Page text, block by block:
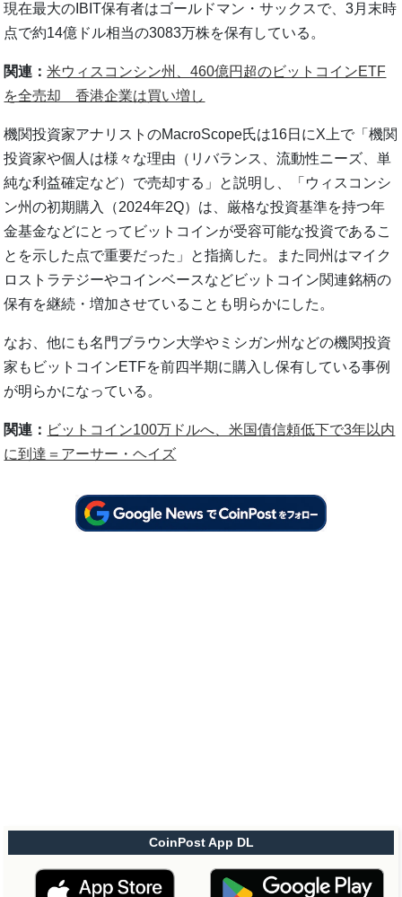
現在最大のIBIT保有者はゴールドマン・サックスで、3月末時
点で約14億ドル相当の3083万株を保有している。
関連：米ウィスコンシン州、460億円超のビットコインETF
を全売却 香港企業は買い増し
機関投資家アナリストのMacroScope氏は16日にX上で「機関
投資家や個人は様々な理由（リバランス、流動性ニーズ、単
純な利益確定など）で売却する」と説明し、「ウィスコンシ
ン州の初期購入（2024年2Q）は、厳格な投資基準を持つ年
金基金などにとってビットコインが受容可能な投資であるこ
とを示した点で重要だった」と指摘した。また同州はマイク
ロストラテジーやコインベースなどビットコイン関連銘柄の
保有を継続・増加させていることも明らかにした。
なお、他にも名門ブラウン大学やミシガン州などの機関投資
家もビットコインETFを前四半期に購入し保有している事例
が明らかになっている。
関連： ビットコイン100万ドルへ、米国債信頼低下で3年以内
に到達＝アーサー・ヘイズ
CoinPost App DL